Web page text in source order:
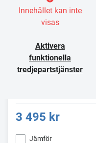
Innehållet kan inte
visas
Aktivera
funktionella
tredjepartstjänster
3 495 kr
Jämför